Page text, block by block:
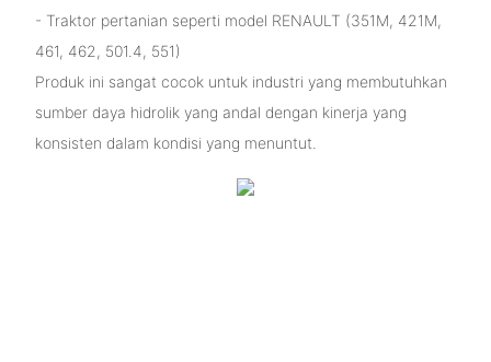
- Traktor pertanian seperti model RENAULT (351M, 421M,
461, 462, 501.4, 551)
Produk ini sangat cocok untuk industri yang membutuhkan
sumber daya hidrolik yang andal dengan kinerja yang
konsisten dalam kondisi yang menuntut.